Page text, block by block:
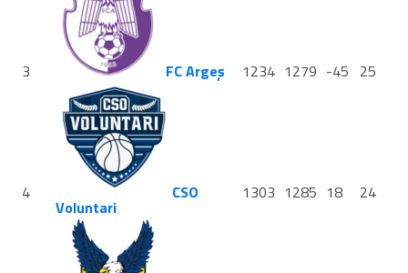
3 FC Argeș 1234 1279 -45 25
4 CSO
Voluntari
1303 1285 18 24